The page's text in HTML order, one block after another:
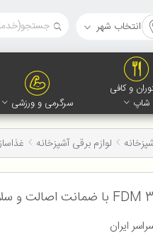
انتخاب شهر
و کافی
شاپ
سرگرمی و ورزشی
لوازم برقی آشپزخانه
ایران